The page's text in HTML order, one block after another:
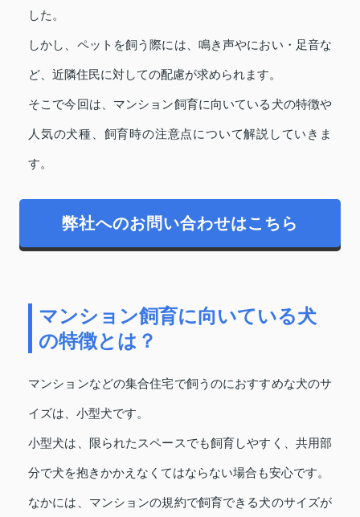
した。
しかし、ペットを飼う際には、鳴き声やにおい・足音な
ど、近隣住民に対しての配慮が求められます。
そこで今回は、マンション飼育に向いている犬の特徴や
人気の犬種、飼育時の注意点について解説していきま
す。
弊社へのお問い合わせはこちら
マンション飼育に向いている犬
の特徴とは？
マンションなどの集合住宅で飼うのにおすすめな犬のサ
イズは、小型犬です。
小型犬は、限られたスペースでも飼育しやすく、共用部
分で犬を抱きかかえなくてはならない場合も安心です。
なかには、マンションの規約で飼育できる犬のサイズが